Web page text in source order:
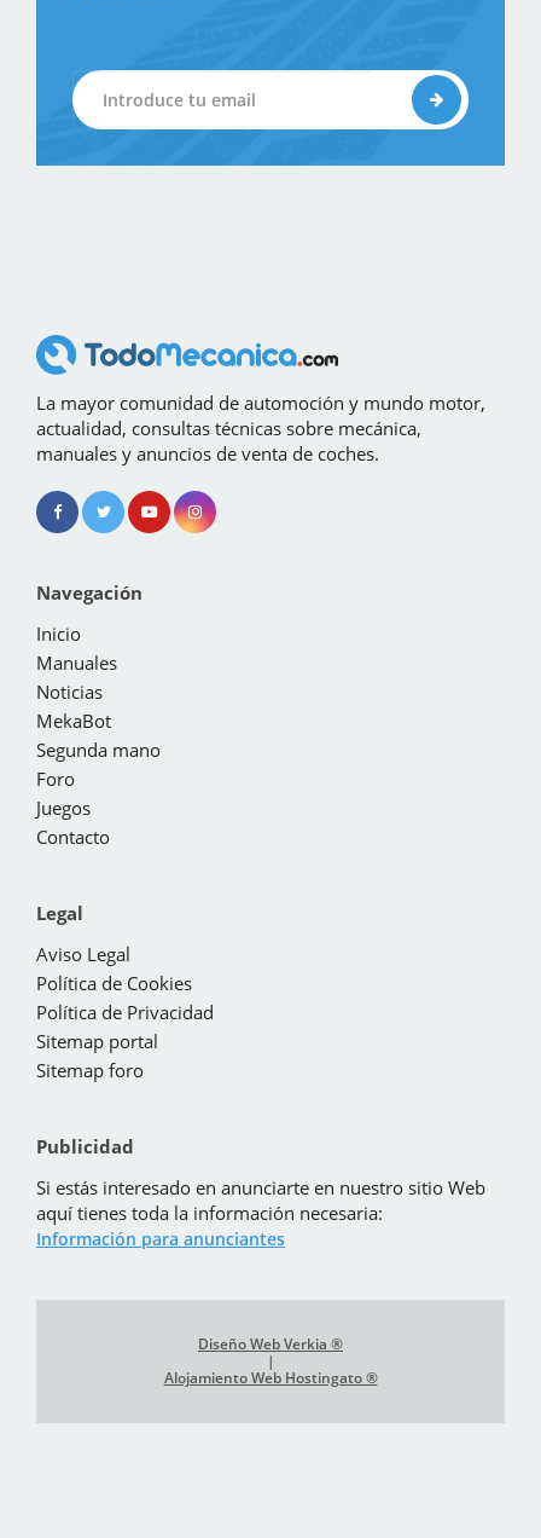
La mayor comunidad de automoción y mundo motor,
actualidad, consultas técnicas sobre mecánica,
manuales y anuncios de venta de coches.
Navegación
Inicio
Manuales
Noticias
MekaBot
Segunda mano
Foro
Juegos
Contacto
Legal
Aviso Legal
Política de Cookies
Política de Privacidad
Sitemap portal
Sitemap foro
Publicidad
Si estás interesado en anunciarte en nuestro sitio Web
aquí tienes toda la información necesaria:
Información para anunciantes
Diseño Web Verkia ®
|
Alojamiento Web Hostingato ®